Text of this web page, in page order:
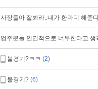
사장들아 잘봐라..내가 한마디 해준
업주분들 인간적으로 너무한다고 생
불경기?ㅋㅋ (2)
불경기? (6)